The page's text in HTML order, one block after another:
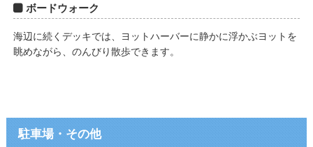
ボードウォーク
海辺に続くデッキでは、ヨットハーバーに静かに浮かぶヨットを
眺めながら、のんびり散歩できます。
駐車場・その他